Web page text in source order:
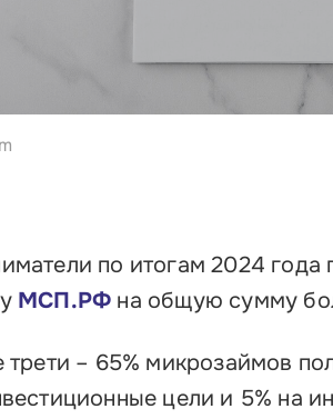
по итогам 2024 года
МСП.РФ на общую сумму
трети – 65% микрозаймов
цели и 5% на